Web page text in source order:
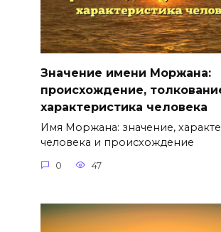
Значение имени Моржана:
происхождение,
характеристика человека
Имя Моржана: значение,
человека и происхождение
0 47